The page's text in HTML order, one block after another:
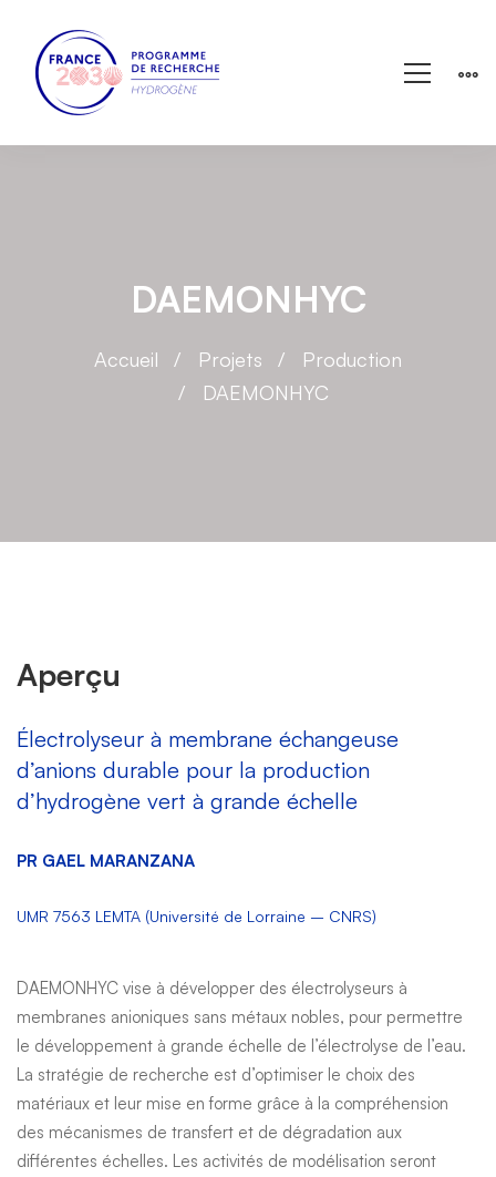
DAEMONHYC
Accueil Projets
Production
DAEMONHYC
Aperçu
Électrolyseur à membrane échangeuse
d’anions durable pour la production
d’hydrogène vert à grande échelle
PR GAEL MARANZANA
UMR 7563 LEMTA (Université de Lorraine – CNRS)
DAEMONHYC vise à développer des électrolyseurs à
membranes anioniques sans métaux nobles, pour permettre
le développement à grande échelle de l’électrolyse de l’eau.
La stratégie de recherche est d’optimiser le choix des
matériaux et leur mise en forme grâce à la compréhension
des mécanismes de transfert et de dégradation aux
différentes échelles. Les activités de modélisation seront